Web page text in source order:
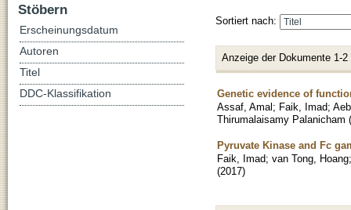
Sortiert nach:
Anzeige der Dokumente 1-2
Genetic evidence of
Assaf, Amal; Faik, Imad;
Thirumalaisamy Palanicham (
Pyruvate Kinase and Fc
Faik, Imad; van Tong, Hoang
(2017)
Stöbern
Erscheinungsdatum
Autoren
Titel
DDC-Klassifikation